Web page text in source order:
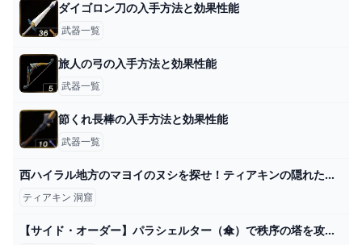
ダイゴロン刀の入手方法と効果性能
武器一覧
旅人の弓の入手方法と効果性能
武器一覧
節くれ長棒の入手方法と効果性能
武器一覧
西ハイラル地方のマヨイのヌシを探せ！ティアキンの隠れた洞窟を発見する方法！ #ゼルダの伝説ティアーズオブザキングダム #ティアキン #攻略 #ハイラル - YouTube
ティアキン 洞窟
【サイド・オーダー】パラシェルター（傘）で秩序の塔を攻略 Part.11【Splatoon3】 - YouTube